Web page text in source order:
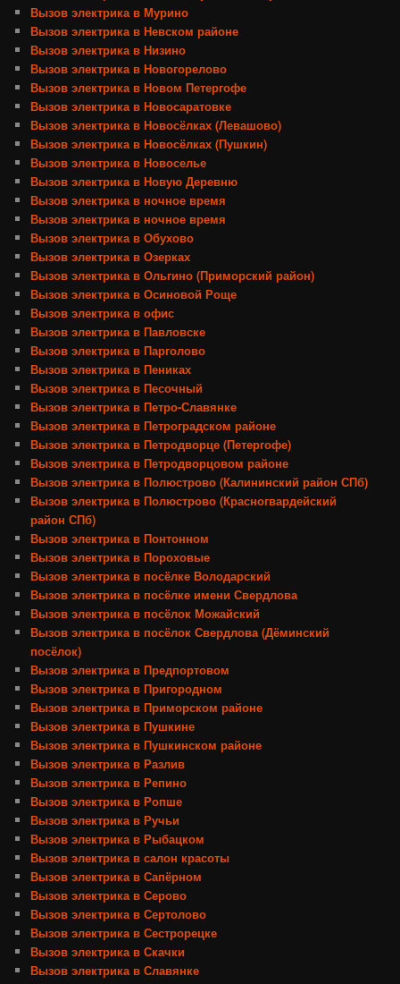
Вызов электрика в Мурино
Вызов электрика в Невском районе
Вызов электрика в Низино
Вызов электрика в Новогорелово
Вызов электрика в Новом Петергофе
Вызов электрика в Новосаратовке
Вызов электрика в Новосёлках (Левашово)
Вызов электрика в Новосёлках (Пушкин)
Вызов электрика в Новоселье
Вызов электрика в Новую Деревню
Вызов электрика в ночное время
Вызов электрика в ночное время
Вызов электрика в Обухово
Вызов электрика в Озерках
Вызов электрика в Ольгино (Приморский район)
Вызов электрика в Осиновой Роще
Вызов электрика в офис
Вызов электрика в Павловске
Вызов электрика в Парголово
Вызов электрика в Пениках
Вызов электрика в Песочный
Вызов электрика в Петро-Славянке
Вызов электрика в Петроградском районе
Вызов электрика в Петродворце (Петергофе)
Вызов электрика в Петродворцовом районе
Вызов электрика в Полюстрово (Калининский район СПб)
Вызов электрика в Полюстрово (Красногвардейский
район СПб)
Вызов электрика в Понтонном
Вызов электрика в Пороховые
Вызов электрика в посёлке Володарский
Вызов электрика в посёлке имени Свердлова
Вызов электрика в посёлок Можайский
Вызов электрика в посёлок Свердлова (Дёминский
посёлок)
Вызов электрика в Предпортовом
Вызов электрика в Пригородном
Вызов электрика в Приморском районе
Вызов электрика в Пушкине
Вызов электрика в Пушкинском районе
Вызов электрика в Разлив
Вызов электрика в Репино
Вызов электрика в Ропше
Вызов электрика в Ручьи
Вызов электрика в Рыбацком
Вызов электрика в салон красоты
Вызов электрика в Сапёрном
Вызов электрика в Серово
Вызов электрика в Сертолово
Вызов электрика в Сестрорецке
Вызов электрика в Скачки
Вызов электрика в Славянке